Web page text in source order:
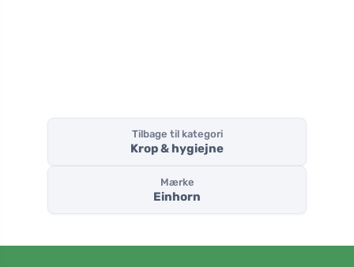
Tilbage til kategori
Krop & hygiejne
Mærke
Einhorn